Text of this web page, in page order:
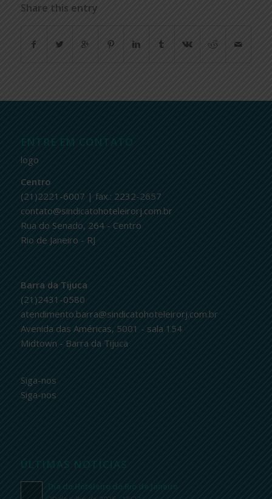
Share this entry
ENTRE EM CONTATO
logo
Centro
(21)2221-6007 | fax.: 2232-2657
contato@sindicatohoteleirorj.com.br
Rua do Senado, 264 - Centro
Rio de Janeiro - RJ
Barra da Tijuca
(21)2431-0580
atendimento.barra@sindicatohoteleirorj.com.br
Avenida das Américas, 5001 - sala 154
Midtown - Barra da Tijuca
Siga-nos
Siga-nos
ÚLTIMAS NOTÍCIAS
Dia do Hoteleiro do Rio de Janeiro